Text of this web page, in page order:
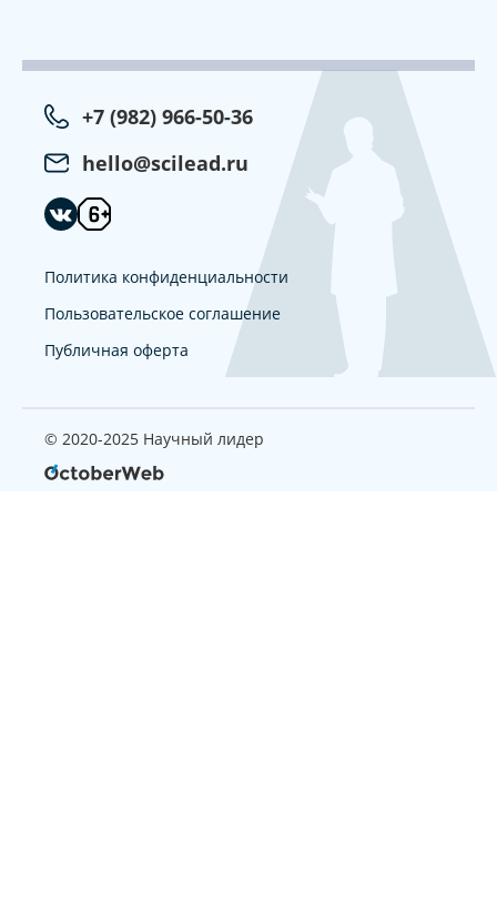
+7 (982) 966-50-36
hello@scilead.ru
Политика конфиденциальности
Пользовательское соглашение
Публичная оферта
© 2020-2025 Научный лидер